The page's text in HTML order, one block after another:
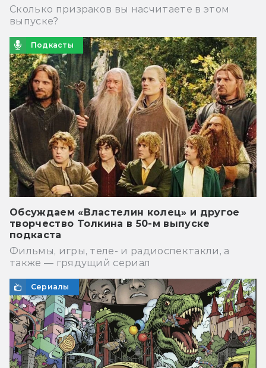
Сколько призраков вы насчитаете в этом
выпуске?
Подкасты
Обсуждаем «Властелин колец» и другое
творчество Толкина в 50-м выпуске
подкаста
Фильмы, игры, теле- и радиоспектакли, а
также — грядущий сериал
Сериалы